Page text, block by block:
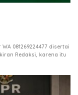
081269224477 disertai
Redaksi, karena itu